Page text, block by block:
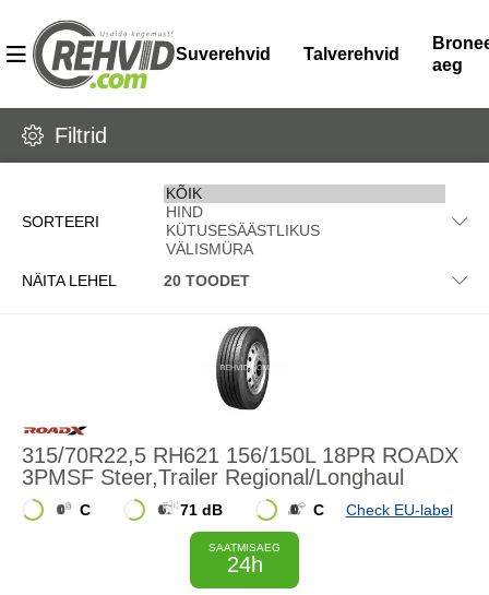
Suverehvid Talverehvid
aeg
Filtrid
SORTEERI
NÄITA LEHEL
315/70R22,5 RH621 156/150L 18PR ROADX
3PMSF Steer,Trailer Regional/Longhaul
C 71 dB C Check EU-label
SAATMISAEG
24h